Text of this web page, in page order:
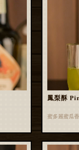
鳳梨酥
蜜多麗蜜瓜